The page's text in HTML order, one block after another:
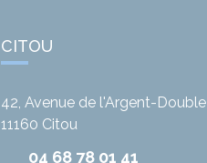
CITOU
42, Avenue de l'Argent-Double
11160 Citou
04 68 78 01 41